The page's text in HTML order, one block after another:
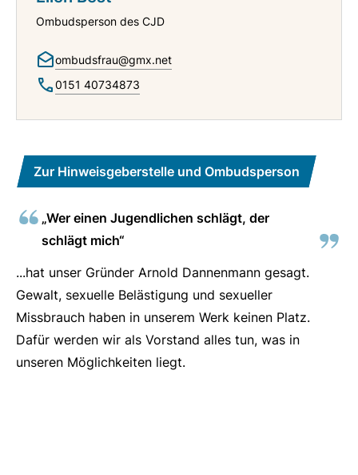
Ombudsperson des CJD
ombudsfrau@gmx.net
0151 40734873
Zur Hinweisgeberstelle und Ombudsperson
„Wer einen Jugendlichen schlägt, der
schlägt mich“
...hat unser Gründer Arnold Dannenmann gesagt.
Gewalt, sexuelle Belästigung und sexueller
Missbrauch haben in unserem Werk keinen Platz.
Dafür werden wir als Vorstand alles tun, was in
unseren Möglichkeiten liegt.